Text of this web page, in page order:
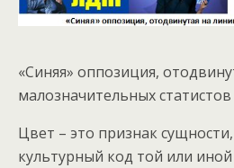
«Синяя» оппозиция,
малозначительных статистов
Цвет – это признак
культурный код той или